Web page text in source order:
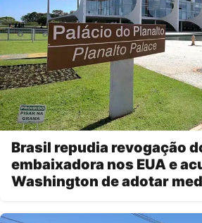
Brasil repudia revogação
embaixadora nos EUA e
Washington de adotar